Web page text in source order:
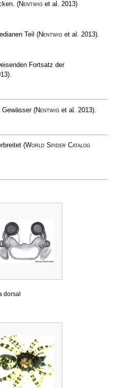
(Nentwiget al. 2013)
Teil (Nentwiget al. 2013).
Fortsatz der
.
Gewässer (Nentwiget al. 2013).
(World Spider Catalog
dorsal